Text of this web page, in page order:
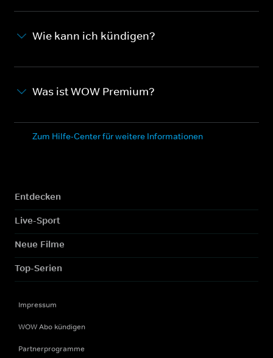
Wie kann ich kündigen?
Was ist WOW Premium?
Zum Hilfe-Center für weitere Informationen
Entdecken
Live-Sport
Neue Filme
Top-Serien
Impressum
WOW Abo kündigen
Partnerprogramme